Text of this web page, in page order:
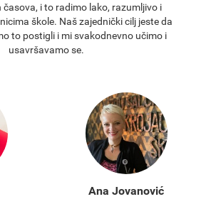
časova, i to radimo lako, razumljivo i
škole. Naš zajednički cilj jeste da
to postigli i mi svakodnevno učimo i
usavršavamo se.
Ana Jovanović